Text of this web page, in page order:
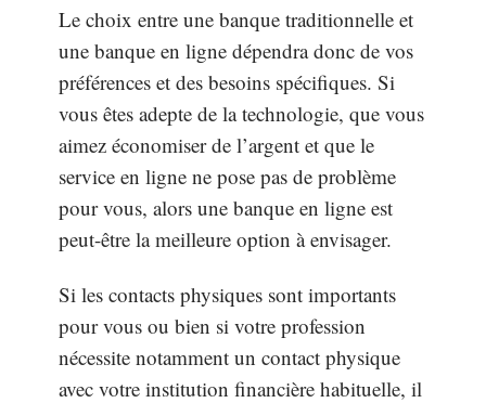
Le choix entre une banque traditionnelle et
une banque en ligne dépendra donc de vos
préférences et des besoins spécifiques. Si
vous êtes adepte de la technologie, que vous
aimez économiser de l’argent et que le
service en ligne ne pose pas de problème
pour vous, alors une banque en ligne est
peut-être la meilleure option à envisager.
Si les contacts physiques sont importants
pour vous ou bien si votre profession
nécessite notamment un contact physique
avec votre institution financière habituelle, il